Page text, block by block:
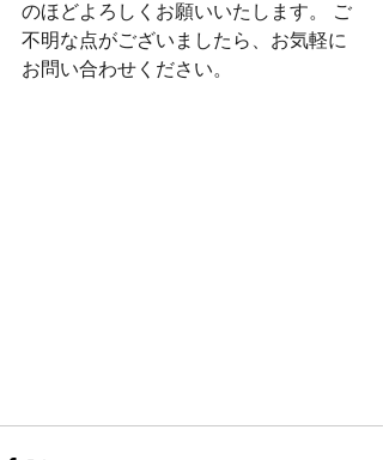
のほどよろしくお願いいたします。 ご
不明な点がございましたら、お気軽に
お問い合わせください。